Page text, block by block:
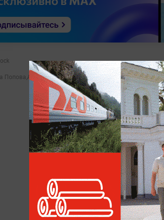
Попова Александр Юнашев